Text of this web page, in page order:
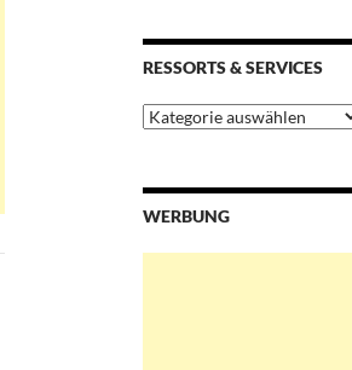
RESSORTS & SERVICES
Ressorts
&
WERBUNG